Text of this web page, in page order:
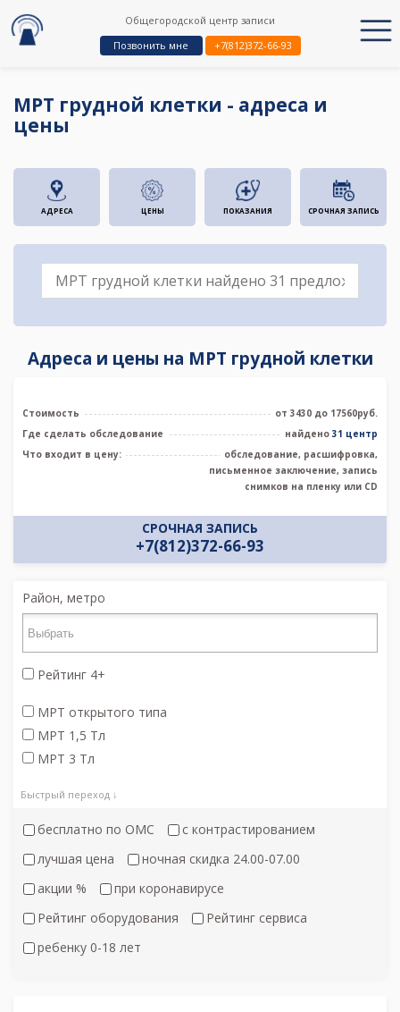
Общегородской центр записи
Позвонить мне
+7(812)372-66-93
МРТ грудной клетки - адреса и
цены
АДРЕСА ЦЕНЫ ПОКАЗАНИЯ СРОЧНАЯ ЗАПИСЬ
Адреса и цены на МРТ грудной клетки
Стоимость
от 3430 до 17560руб.
Где сделать обследование
найдено 31 центр
Что входит в цену:
обследование, расшифровка,
письменное заключение, запись
снимков на пленку или CD
СРОЧНАЯ ЗАПИСЬ
+7(812)372-66-93
Район, метро
Рейтинг 4+
МРТ открытого типа
МРТ 1,5 Тл
МРТ 3 Тл
Быстрый переход ↓
бесплатно по ОМС
с контрастированием
лучшая цена
ночная скидка 24.00-07.00
акции %
при коронавирусе
Рейтинг оборудования
Рейтинг сервиса
ребенку 0-18 лет